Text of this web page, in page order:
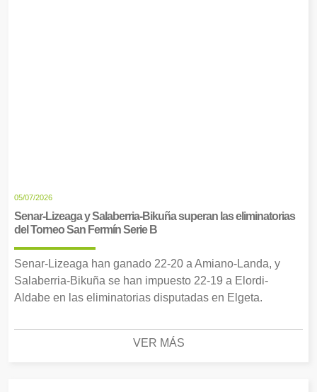
05/07/2026
Senar-Lizeaga y Salaberria-Bikuña superan las eliminatorias
del Torneo San Fermín Serie B
Senar-Lizeaga han ganado 22-20 a Amiano-Landa, y
Salaberria-Bikuña se han impuesto 22-19 a Elordi-
Aldabe en las eliminatorias disputadas en Elgeta.
VER MÁS